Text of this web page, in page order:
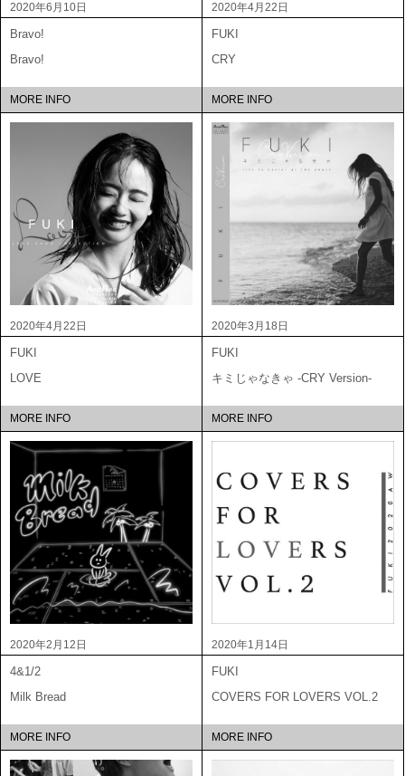
2020年6月10日
Bravo!
Bravo!
MORE INFO
2020年4月22日
FUKI
CRY
MORE INFO
2020年4月22日
FUKI
LOVE
MORE INFO
2020年3月18日
FUKI
キミじゃなきゃ -CRY Version-
MORE INFO
2020年2月12日
4&1/2
Milk Bread
MORE INFO
2020年1月14日
FUKI
COVERS FOR LOVERS VOL.2
MORE INFO